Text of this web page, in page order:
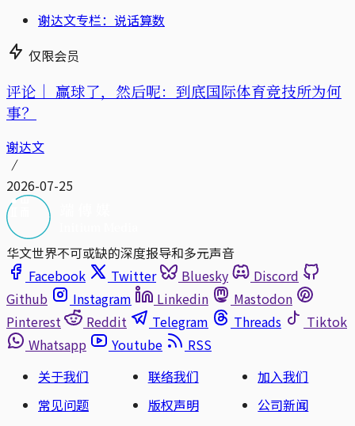
谢达文专栏：说话算数
仅限会员
评论｜ 赢球了，然后呢：到底国际体育竞技所为何
事？
谢达文
2026-07-25
华文世界不可或缺的深度报导和多元声音
Facebook
Twitter Bluesky
Discord
Github
Instagram Linkedin
Mastodon
Pinterest
Reddit Telegram Threads
Tiktok
Whatsapp
Youtube
RSS
关于我们
联络我们
加入我们
常见问题
版权声明
公司新闻